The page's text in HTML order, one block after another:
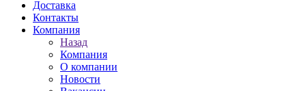
Доставка
Контакты
Компания
Назад
Компания
О компании
Новости